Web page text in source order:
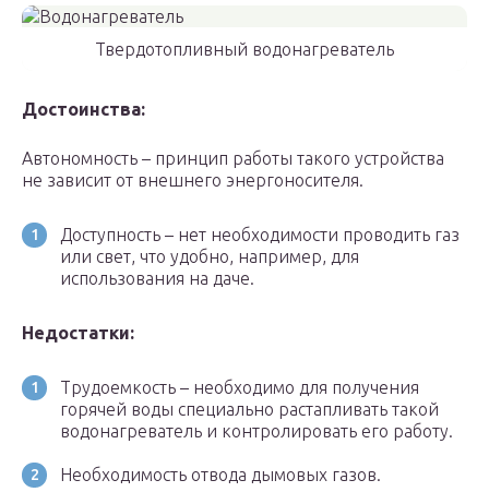
Твердотопливный водонагреватель
Достоинства:
Автономность – принцип работы такого устройства
не зависит от внешнего энергоносителя.
Доступность – нет необходимости проводить газ
или свет, что удобно, например, для
использования на даче.
Недостатки:
Трудоемкость – необходимо для получения
горячей воды специально растапливать такой
водонагреватель и контролировать его работу.
Необходимость отвода дымовых газов.